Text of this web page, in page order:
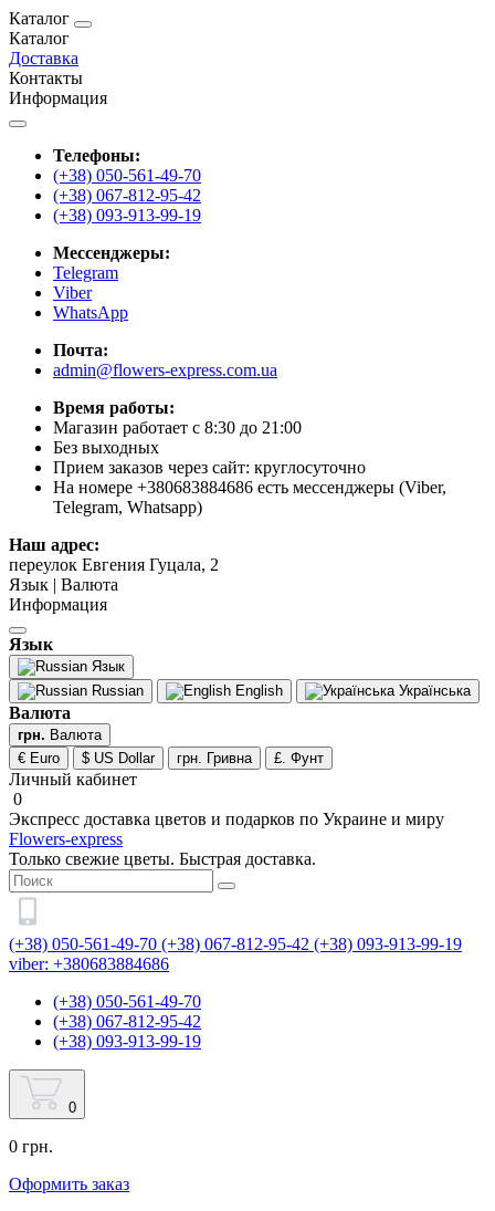
Каталог
Каталог
Доставка
Контакты
Информация
Телефоны:
(+38) 050-561-49-70
(+38) 067-812-95-42
(+38) 093-913-99-19
Мессенджеры:
Telegram
Viber
WhatsApp
Почта:
admin@flowers-express.com.ua
Время работы:
Магазин работает с 8:30 до 21:00
Без выходных
Прием заказов через сайт: круглосуточно
На номере +380683884686 есть мессенджеры (Viber,
Telegram, Whatsapp)
Наш адрес:
переулок Евгения Гуцала, 2
Язык | Валюта
Информация
Язык
Язык
Russian
English Українська
Валюта
грн. Валюта
€ Euro
$ US Dollar грн. Гривна £. Фунт
Личный кабинет
0
Экспресс доставка цветов и подарков по Украине и миру
Flowers-express
Только свежие цветы. Быстрая доставка.
(+38) 050-561-49-70 (+38) 067-812-95-42 (+38) 093-913-99-19
viber: +380683884686
(+38) 050-561-49-70
(+38) 067-812-95-42
(+38) 093-913-99-19
0
0 грн.
Оформить заказ